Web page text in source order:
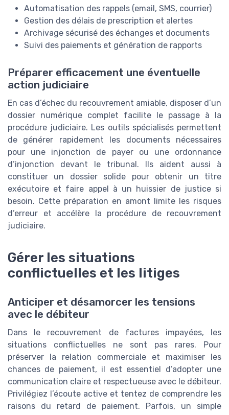
Automatisation des rappels (email, SMS, courrier)
Gestion des délais de prescription et alertes
Archivage sécurisé des échanges et documents
Suivi des paiements et génération de rapports
Préparer efficacement une éventuelle
action judiciaire
En cas d’échec du recouvrement amiable, disposer d’un
dossier numérique complet facilite le passage à la
procédure judiciaire. Les outils spécialisés permettent
de générer rapidement les documents nécessaires
pour une injonction de payer ou une ordonnance
d’injonction devant le tribunal. Ils aident aussi à
constituer un dossier solide pour obtenir un titre
exécutoire et faire appel à un huissier de justice si
besoin. Cette préparation en amont limite les risques
d’erreur et accélère la procédure de recouvrement
judiciaire.
Gérer les situations
conflictuelles et les litiges
Anticiper et désamorcer les tensions
avec le débiteur
Dans le recouvrement de factures impayées, les
situations conflictuelles ne sont pas rares. Pour
préserver la relation commerciale et maximiser les
chances de paiement, il est essentiel d’adopter une
communication claire et respectueuse avec le débiteur.
Privilégiez l’écoute active et tentez de comprendre les
raisons du retard de paiement. Parfois, un simple